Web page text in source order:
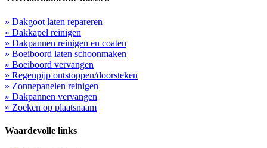
» Dakgoot laten repareren
» Dakkapel reinigen
» Dakpannen reinigen en coaten
» Boeiboord laten schoonmaken
» Boeiboord vervangen
» Regenpijp ontstoppen/doorsteken
» Zonnepanelen reinigen
» Dakpannen vervangen
» Zoeken op plaatsnaam
Waardevolle links